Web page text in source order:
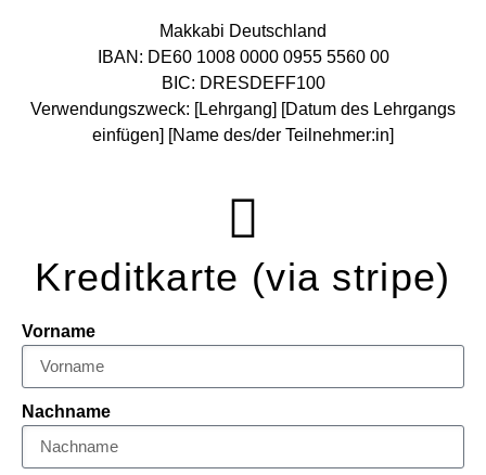
Makkabi Deutschland
IBAN: DE60 1008 0000 0955 5560 00
BIC: DRESDEFF100
Verwendungszweck: [Lehrgang] [Datum des Lehrgangs
einfügen] [Name des/der Teilnehmer:in]
Kreditkarte (via stripe)
Vorname
Nachname